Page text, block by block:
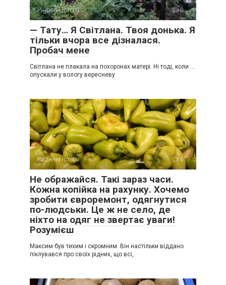
Родинні історії 0
— Тату… Я Світлана. Твоя донька. Я
тільки вчора все дізналася.
Пробач мене
Світлана не плакала на похоронах матері. Ні тоді, коли …
опускали у вологу вересневу
Родинні історії 0
Не ображайся. Такі зараз часи.
Кожна копійка на рахунку. Хочемо
зробити євроремонт, одягнутися
по-людськи. Це ж не село, де
ніхто на одяг не звертає уваги!
Розумієш
Максим був тихим і скромним. Він настільки віддано
піклувався про своїх рідних, що всі,